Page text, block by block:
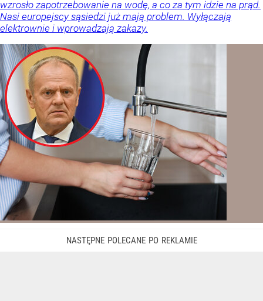
wzrosło zapotrzebowanie na wodę, a co za tym idzie na prąd.
Nasi europejscy sąsiedzi już mają problem. Wyłączają
elektrownie i wprowadzają zakazy.